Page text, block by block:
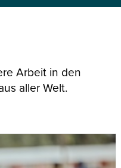
Arbeit in den
aller Welt.